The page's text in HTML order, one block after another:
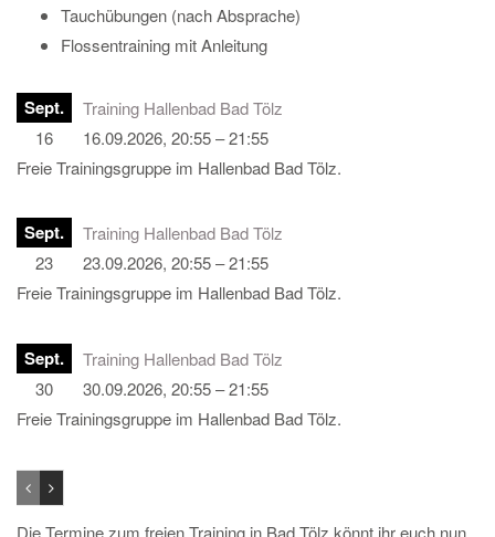
Tauchübungen (nach Absprache)
Flossentraining mit Anleitung
Sept.
16
Training Hallenbad Bad Tölz
16.09.2026, 20:55 – 21:55
Freie Trainingsgruppe im Hallenbad Bad Tölz.
Sept.
23
Training Hallenbad Bad Tölz
23.09.2026, 20:55 – 21:55
Freie Trainingsgruppe im Hallenbad Bad Tölz.
Sept.
30
Training Hallenbad Bad Tölz
30.09.2026, 20:55 – 21:55
Freie Trainingsgruppe im Hallenbad Bad Tölz.
Die Termine zum freien Training in Bad Tölz könnt ihr euch nun